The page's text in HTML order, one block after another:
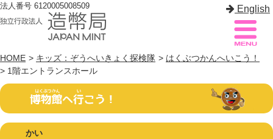
法人番号 6120005008509 English
造幣局案内 サイトマップ
トップページ
HOME > キッズ：ぞうへいきょく探検隊 > はくぶつかんへいこう！
> 1階エントランスホール
かい